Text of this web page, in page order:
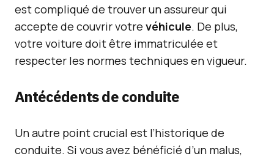
est compliqué de trouver un assureur qui
accepte de couvrir votre véhicule. De plus,
votre voiture doit être immatriculée et
respecter les normes techniques en vigueur.
Antécédents de conduite
Un autre point crucial est l’historique de
conduite. Si vous avez bénéficié d’un malus,